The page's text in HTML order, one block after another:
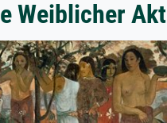
Weiblicher Akt